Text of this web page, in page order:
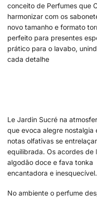
conceito de Perfumes que
harmonizar com os
novo tamanho e formato
perfeito para presentes
prático para o lavabo,
cada detalhe
Le Jardin Sucré na
que evoca alegre nostalgia
notas olfativas se
equilibrada. Os acordes de
algodão doce e fava tonka
encantadora e inesquecível.
No ambiente o perfume